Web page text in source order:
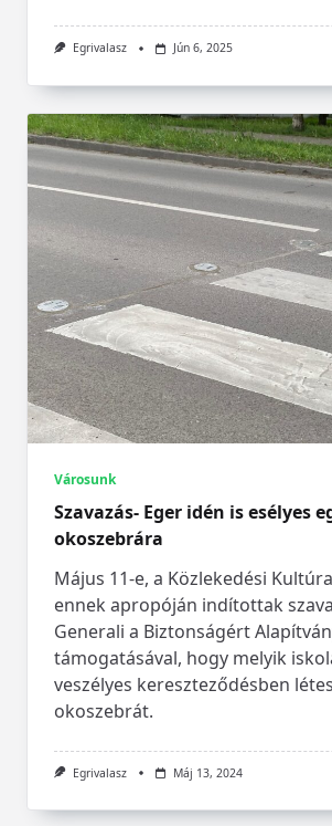
Egrivalasz Jún 6, 2025
Városunk
Szavazás- Eger idén is esélyes
okoszebrára
Május 11-e, a Közlekedési
ennek apropóján indítottak
Generali a Biztonságért
támogatásával, hogy melyik
veszélyes kereszteződésben
okoszebrát.
Egrivalasz Máj 13, 2024